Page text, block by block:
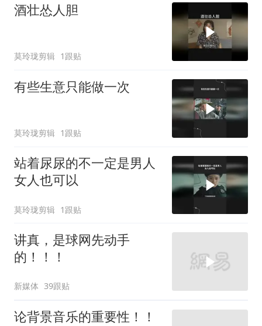
酒壮怂人胆
莫玲珑剪辑 1跟贴
有些生意只能做一次
莫玲珑剪辑 1跟贴
站着尿尿的不一定是男人
女人也可以
莫玲珑剪辑 1跟贴
讲真，是球网先动手
的！！！
新媒体 39跟贴
论背景音乐的重要性！！